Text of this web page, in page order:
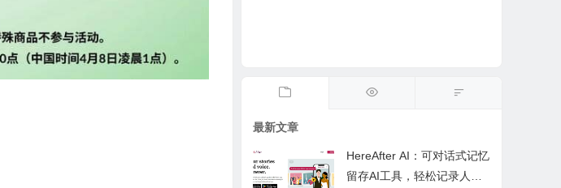
最新文章
HereAfter AI：可对话式记忆
留存AI工具，轻松记录人生